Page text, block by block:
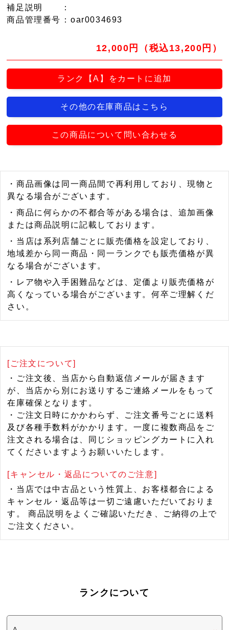
補足説明
：
商品管理番号 ：oar0034693
12,000円（税込13,200円）
ランク【A】をカートに追加
その他の在庫商品はこちら
この商品について問い合わせる
・商品画像は同一商品間で再利用しており、現物と
異なる場合がございます。
・商品に何らかの不都合等がある場合は、追加画像
または商品説明に記載しております。
・当店は系列店舗ごとに販売価格を設定しており、
地域差から同一商品・同一ランクでも販売価格が異
なる場合がございます。
・レア物や入手困難品などは、定価より販売価格が
高くなっている場合がございます。何卒ご理解くだ
さい。
[ご注文について]
・ご注文後、当店から自動返信メールが届きます
が、当店から別にお送りするご連絡メールをもって
在庫確保となります。
・ご注文日時にかかわらず、ご注文番号ごとに送料
及び各種手数料がかかります。一度に複数商品をご
注文される場合は、同じショッピングカートに入れ
てくださいますようお願いいたします。
[キャンセル・返品についてのご注意]
・当店では中古品という性質上、お客様都合による
キャンセル・返品等は一切ご遠慮いただいておりま
す。 商品説明をよくご確認いただき、ご納得の上で
ご注文ください。
ランクについて